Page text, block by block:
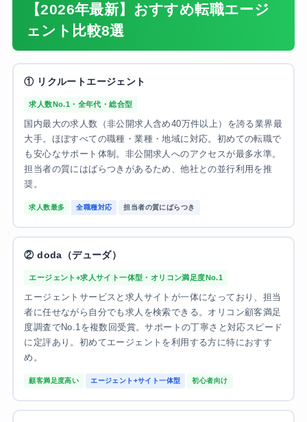
【2026年最新】おすすめ転職エージ
ェント比較8選
① リクルートエージェント
求人数No.1・全年代・総合型
国内最大の求人数（非公開求人含め40万件以上）を誇る業界最
大手。ほぼすべての職種・業種・地域に対応。初めての転職で
も安心なサポート体制。非公開求人へのアクセスが最多水準。
担当者の質にはばらつきがあるため、他社との並行利用を推
奨。
求人数最多 全職種対応 担当者の質にばらつき
② doda（デューダ）
エージェント+求人サイト一体型・オリコン満足度No.1
エージェントサービスと求人サイトが一体になっており、担当
者に任せながら自分でも求人を検索できる。オリコン顧客満足
度調査でNo.1を複数回受賞。サポートの丁寧さと対応スピード
に定評あり。初めてエージェントを利用する方に特におすす
め。
顧客満足度高い エージェント+サイト一体型 初心者向け